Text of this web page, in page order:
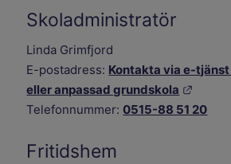
Skoladministratör
Linda Grimfjord
E-postadress: Kontakta via e-
eller anpassad grundskola
Telefonnummer:0515-88 51 20
Fritidshem